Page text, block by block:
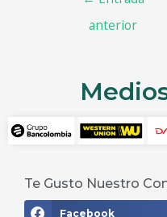
anterior
Te Gusto Nuestro
Facebook